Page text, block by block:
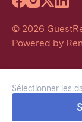
Sélectionner les
© 2026
Powered by